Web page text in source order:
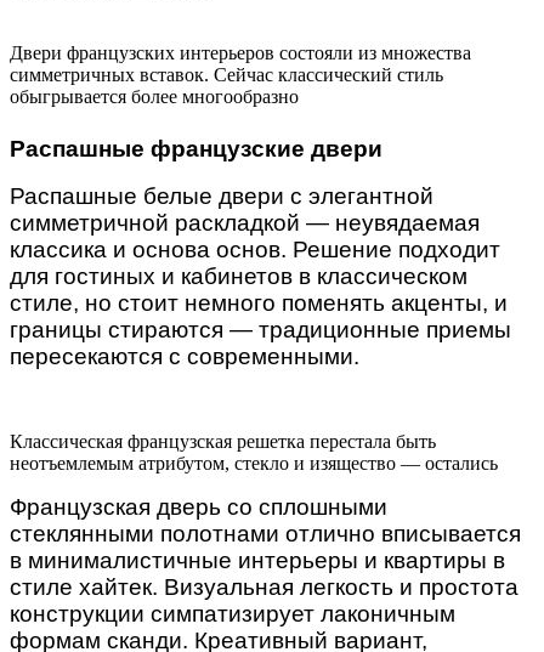
Двери французских интерьеров состояли из множества
симметричных вставок. Сейчас классический стиль
обыгрывается более многообразно
Распашные французские двери
Распашные белые двери с элегантной
симметричной раскладкой — неувядаемая
классика и основа основ. Решение подходит
для гостиных и кабинетов в классическом
стиле, но стоит немного поменять акценты, и
границы стираются — традиционные приемы
пересекаются с современными.
Классическая французская решетка перестала быть
неотъемлемым атрибутом, стекло и изящество — остались
Французская дверь со сплошными
стеклянными полотнами отлично вписывается
в минималистичные интерьеры и квартиры в
стиле хайтек. Визуальная легкость и простота
конструкции симпатизирует лаконичным
формам сканди. Креативный вариант,